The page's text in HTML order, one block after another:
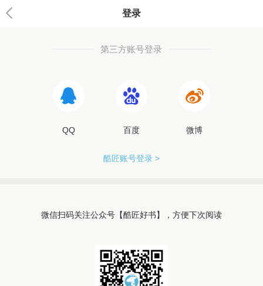
登录
第三方账号登录
QQ 百度 微博
酷匠账号登录 >
微信扫码关注公众号【酷匠好书】，方便下次阅读